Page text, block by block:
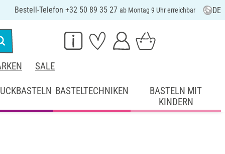
Bestell-Telefon +32 50 89 35 27 ab Montag 9 Uhr erreichbar DE
SALE
BASTELTECHNIKEN
BASTELN MIT
KINDERN